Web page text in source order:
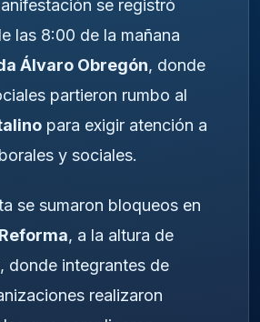
se registró
las 8:00 de la mañana
Álvaro Obregón, donde
partieron rumbo al
para exigir atención a
y sociales.
se sumaron bloqueos en
, a la altura de
, donde integrantes de
realizaron